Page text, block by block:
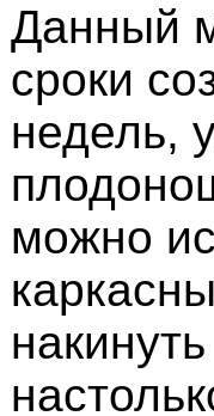
Данный
сроки
недель,
можно